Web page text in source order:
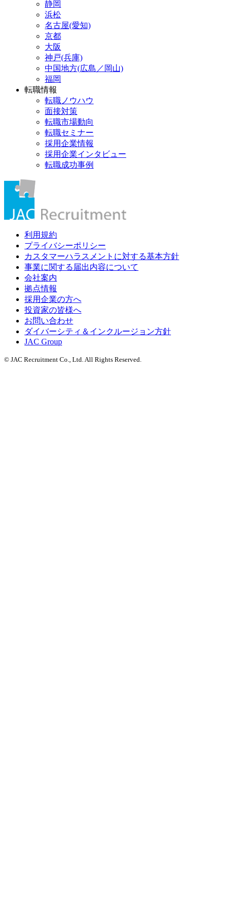
静岡
浜松
名古屋(愛知)
京都
大阪
神戸(兵庫)
中国地方(広島／岡山)
福岡
転職情報
転職ノウハウ
面接対策
転職市場動向
転職セミナー
採用企業情報
採用企業インタビュー
転職成功事例
利用規約
プライバシーポリシー
カスタマーハラスメントに対する基本方針
事業に関する届出内容について
会社案内
拠点情報
採用企業の方へ
投資家の皆様へ
お問い合わせ
ダイバーシティ＆インクルージョン方針
JAC Group
© JAC Recruitment Co., Ltd. All Rights Reserved.